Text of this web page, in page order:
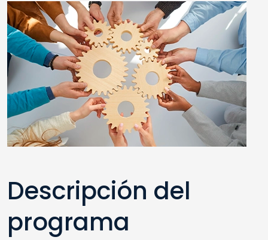
Descripción del
programa